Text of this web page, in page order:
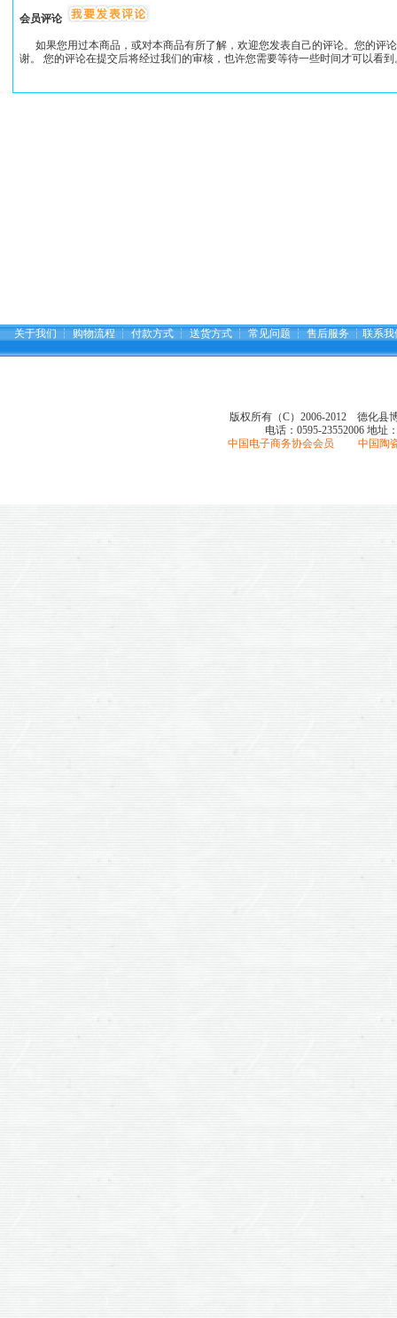
会员评论
如果您用过本商品，或对本商品有所了解，欢迎您发表自己的评论。您的评
谢。 您的评论在提交后将经过我们的审核，也许您需要等待一些时间才可以看
关于我们 ┆ 购物流程 ┆ 付款方式 ┆ 送货方式 ┆ 常见问题 ┆ 售后服务 ┆ 联系我
版权所有（C）2006-2012 德化县
电话：0595-23552006 地址
中国电子商务协会会员 中国陶